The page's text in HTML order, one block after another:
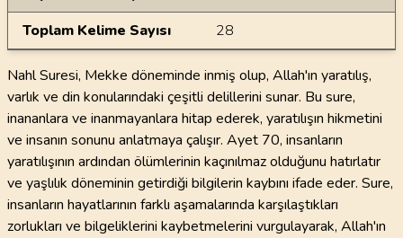
Toplam Kelime Sayısı
28
Nahl Suresi, Mekke döneminde inmiş olup, Allah'ın yaratılış,
varlık ve din konularındaki çeşitli delillerini sunar. Bu sure,
inananlara ve inanmayanlara hitap ederek, yaratılışın hikmetini
ve insanın sonunu anlatmaya çalışır. Ayet 70, insanların
yaratılışının ardından ölümlerinin kaçınılmaz olduğunu hatırlatır
ve yaşlılık döneminin getirdiği bilgilerin kaybını ifade eder. Sure,
insanların hayatlarının farklı aşamalarında karşılaştıkları
zorlukları ve bilgeliklerini kaybetmelerini vurgulayarak, Allah'ın